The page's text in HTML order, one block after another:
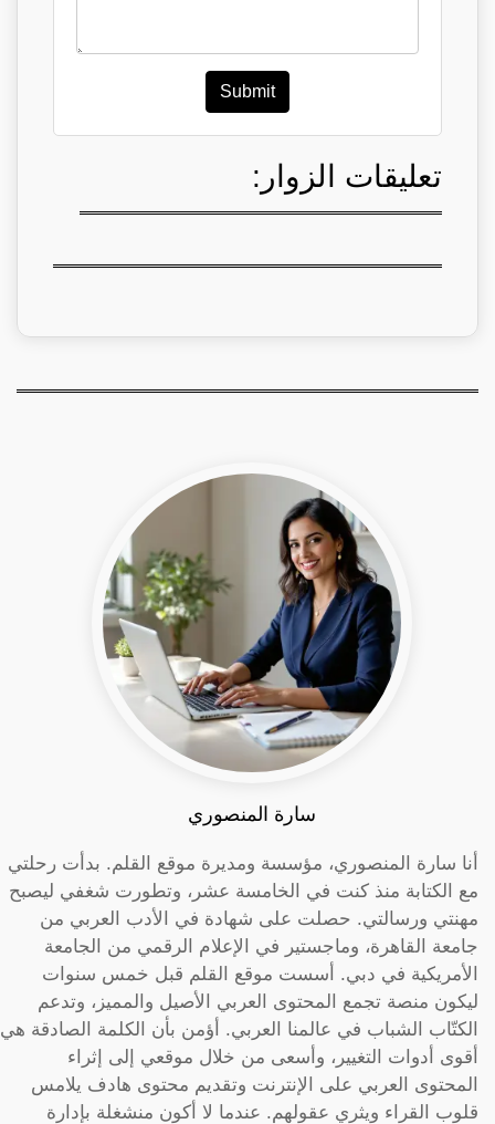
Submit
تعليقات الزوار:
سارة المنصوري
أنا سارة المنصوري، مؤسسة ومديرة موقع القلم. بدأت رحلتي
مع الكتابة منذ كنت في الخامسة عشر، وتطورت شغفي ليصبح
مهنتي ورسالتي. حصلت على شهادة في الأدب العربي من
جامعة القاهرة، وماجستير في الإعلام الرقمي من الجامعة
الأمريكية في دبي. أسست موقع القلم قبل خمس سنوات
ليكون منصة تجمع المحتوى العربي الأصيل والمميز، وتدعم
الكتّاب الشباب في عالمنا العربي. أؤمن بأن الكلمة الصادقة هي
أقوى أدوات التغيير، وأسعى من خلال موقعي إلى إثراء
المحتوى العربي على الإنترنت وتقديم محتوى هادف يلامس
قلوب القراء ويثري عقولهم. عندما لا أكون منشغلة بإدارة